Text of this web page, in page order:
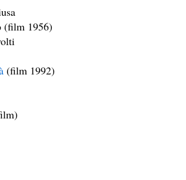
(film 1956)
(film 1992)